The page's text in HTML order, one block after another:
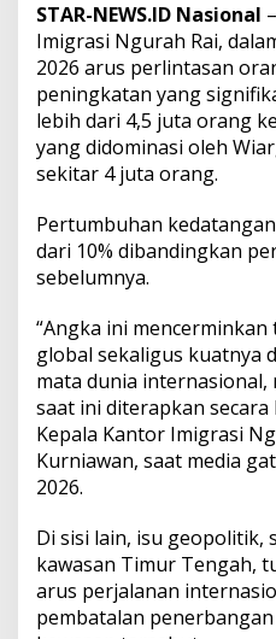
a
l
i
t
s
P
e
a
y
a
n
K
i
m
i
g
i
a
n
h
i
STAR-NEWS.ID Nasional
Imigrasi Ngurah Rai,
2026 arus perlintasan
peningkatan yang
lebih dari 4,5 juta orang
yang didominasi oleh
sekitar 4 juta orang.
Pertumbuhan
dari 10% dibandingkan
sebelumnya.
“Angka ini
global sekaligus kuatnya
mata dunia internasional,
saat ini diterapkan secara
Kepala Kantor Imigrasi
Kurniawan, saat media
2026.
Di sisi lain, isu geopolitik,
kawasan Timur Tengah,
arus perjalanan
pembatalan